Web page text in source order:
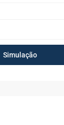
Simulação